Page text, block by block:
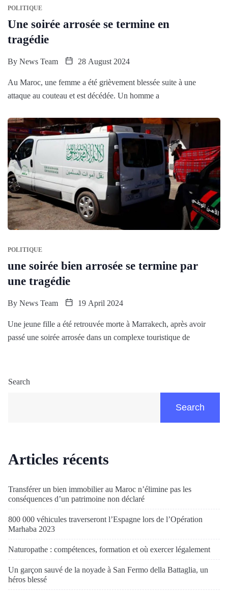
POLITIQUE
Une soirée arrosée se termine en
tragédie
By News Team 28 August 2024
Au Maroc, une femme a été grièvement blessée suite à une
attaque au couteau et est décédée. Un homme a
POLITIQUE
une soirée bien arrosée se termine par
une tragédie
By News Team 19 April 2024
Une jeune fille a été retrouvée morte à Marrakech, après avoir
passé une soirée arrosée dans un complexe touristique de
Search
Search
Articles récents
Transférer un bien immobilier au Maroc n’élimine pas les
conséquences d’un patrimoine non déclaré
800 000 véhicules traverseront l’Espagne lors de l’Opération
Marhaba 2023
Naturopathe : compétences, formation et où exercer légalement
Un garçon sauvé de la noyade à San Fermo della Battaglia, un
héros blessé